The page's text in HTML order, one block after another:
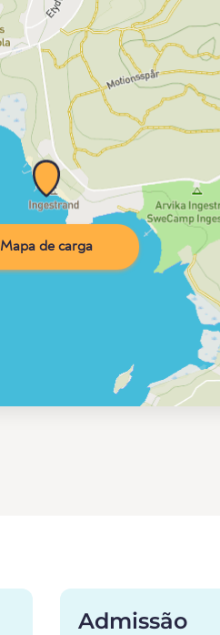
Mapa de carga
Admissão